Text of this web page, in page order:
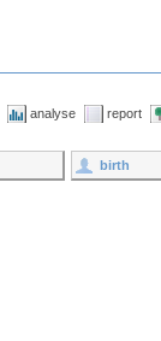
analyse report
birth